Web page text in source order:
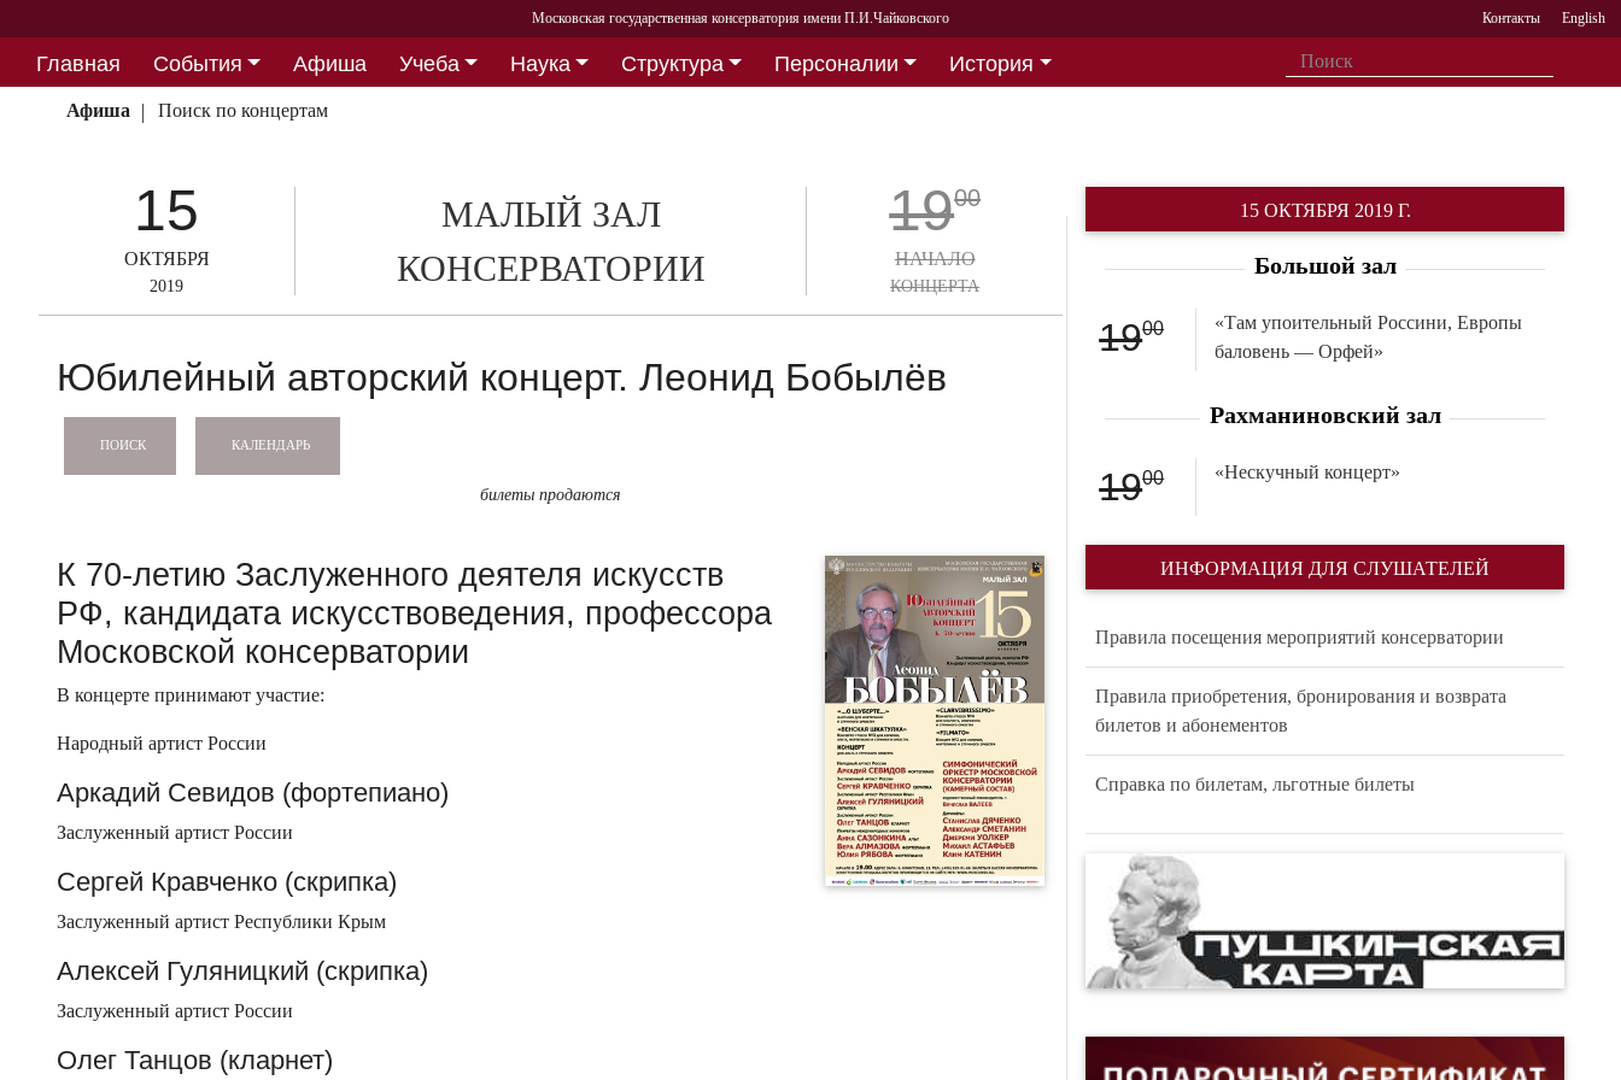
Московская государственная консерватория имени П.И.Чайковского Контакты English
Главная События Афиша Учеба Наука Структура Персоналии
История
Партнерство
Афиша Поиск по концертам
15
ОКТЯБРЯ
2019
МАЛЫЙ ЗАЛ
КОНСЕРВАТОРИИ
1900
НАЧАЛО
КОНЦЕРТА
Юбилейный авторский концерт. Леонид Бобылёв
ПОИСК КАЛЕНДАРЬ
билеты продаются
К 70-летию Заслуженного деятеля искусств
РФ, кандидата искусствоведения, профессора
Московской консерватории
В концерте принимают участие:
Народный артист России
Аркадий Севидов (фортепиано)
Заслуженный артист России
Сергей Кравченко (скрипка)
Заслуженный артист Республики Крым
Алексей Гуляницкий (скрипка)
Заслуженный артист России
Олег Танцов (кларнет)
15 ОКТЯБРЯ 2019 Г.
Большой зал
1900
«Там упоительный Россини, Европы
баловень — Орфей»
Рахманиновский зал
1900 «Нескучный концерт»
ИНФОРМАЦИЯ ДЛЯ СЛУШАТЕЛЕЙ
Правила посещения мероприятий консерватории
Правила приобретения, бронирования и возврата
билетов и абонементов
Справка по билетам, льготные билеты